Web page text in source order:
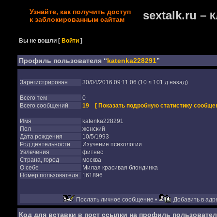
Узнайте, как получить доступ
к заблокированным сайтам
sextalk.ru –
Вы не вошли [Войти ]
Профиль пользователя “katenka228291”
Зарегистрирован 30/04/2016 09:11:06 (10 л 101 д назад)
Всего тем
0
Всего сообщений
19 [ Показать подробную статистику
Имя
katenka228291
Пол
женский
Дата рождения
10/5/1993
Род деятельности
Изучение психологии
Увлечения
фитнес
Страна, город
москва
О себе
Милая красивая блондинка
Номер пользователя
161896
Послать личное сообщение • Добавить в
Код для вставки в пост ссылки на профиль